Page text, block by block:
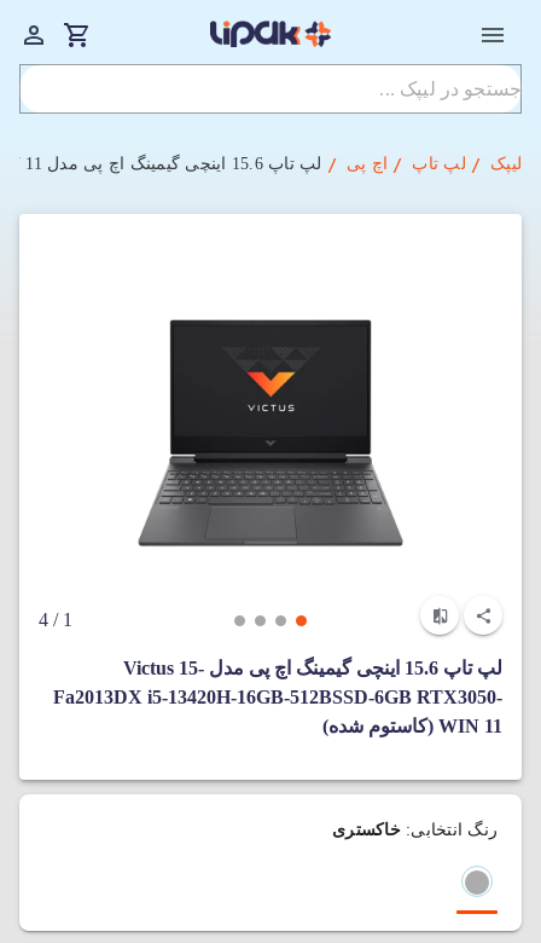
لیپک لپ تاپ اچ پی لپ تاپ 15.6 اینچی گیمینگ اچ پی مدل Victus 15-Fa2013DX i5-13420H-16GB-512BSSD-6GB RTX3050-WIN 11 (کاستوم شده)
1
/ 4
لپ تاپ 15.6 اینچی گیمینگ اچ پی مدل Victus 15-
Fa2013DX i5-13420H-16GB-512BSSD-6GB RTX3050-
WIN 11 (کاستوم شده)
رنگ انتخابی:خاکستری